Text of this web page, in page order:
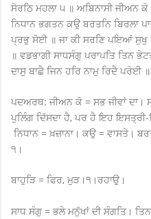
ਸੋਰਠਿ ਮਹਲਾ ੫ ॥ ਅਬਿਨਾਸੀ ਜੀਅਨ
ਨਿਧਾਨ ਭਗਤਨ ਕਉ ਬਰਤਨਿ ਬਿਰਲਾ
ਪ੍ਰਭੁ ਸੋਈ ॥ ਜਾ ਕੀ ਸਰਣਿ ਪਇਆਂ ਸੁਖੁ
॥ ਵਡਭਾਗੀ ਸਾਧਸੰਗੁ ਪਰਾਪਤਿ ਤਿਨ
ਦਾਸੁ ਬਾਛੈ ਜਿਨ ਹਰਿ ਨਾਮੁ ਰਿਦੈ ਪਰੋਈ
ਪਦਅਰਥ: ਜੀਅਨ ਕੋ = ਸਭ ਜੀਵਾਂ ਦਾ।
ਪੁਲਿੰਗ ਦਿੱਸਦਾ ਹੈ, ਪਰ ਹੈ ਇਹ ਇਸਤ੍ਰੀ-
ਨਿਧਾਨ = ਖ਼ਜ਼ਾਨਾ। ਕਉ = ਵਾਸਤੇ।
੧।
ਬਾਹੁੜਿ = ਫਿਰ, ਮੁੜ।੧।ਰਹਾਉ।
ਸਾਧ ਸੰਗੁ = ਭਲੇ ਮਨੁੱਖਾਂ ਦੀ ਸੰਗਤਿ।